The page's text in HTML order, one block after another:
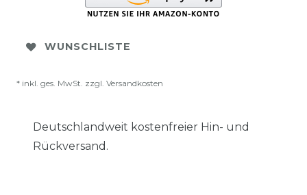
WUNSCHLISTE
* inkl. ges. MwSt. zzgl. Versandkosten
Deutschlandweit kostenfreier Hin- und
Rückversand.